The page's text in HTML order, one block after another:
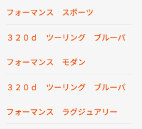
フォーマンス スポーツ
３２０ｄ ツーリング ブルーパ
フォーマンス モダン
３２０ｄ ツーリング ブルーパ
フォーマンス ラグジュアリー